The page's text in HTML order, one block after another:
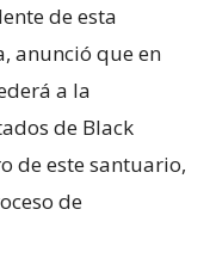
de esta
anunció que en
a la
de Black
de este santuario,
de